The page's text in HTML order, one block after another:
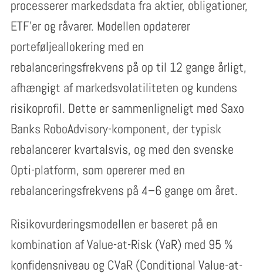
processerer markedsdata fra aktier, obligationer,
ETF’er og råvarer. Modellen opdaterer
porteføljeallokering med en
rebalanceringsfrekvens på op til 12 gange årligt,
afhængigt af markedsvolatiliteten og kundens
risikoprofil. Dette er sammenligneligt med Saxo
Banks RoboAdvisory-komponent, der typisk
rebalancerer kvartalsvis, og med den svenske
Opti-platform, som opererer med en
rebalanceringsfrekvens på 4–6 gange om året.
Risikovurderingsmodellen er baseret på en
kombination af Value-at-Risk (VaR) med 95 %
konfidensniveau og CVaR (Conditional Value-at-